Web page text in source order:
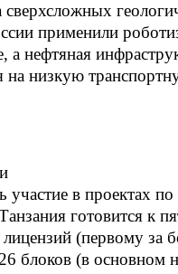
сверхсложных
применили
нефтяная
на низкую
в проектах по
готовится к
(первому за
блоков (в основном